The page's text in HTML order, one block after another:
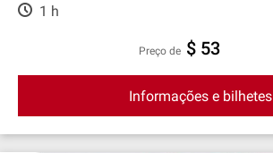
1 h
preço de $ 53
Informações e bilhetes